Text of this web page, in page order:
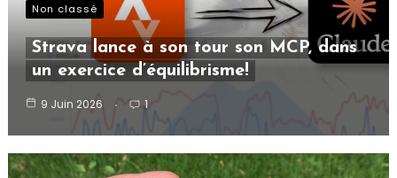
Non classé
Strava lance à son tour son MCP, dans
un exercice d’équilibrisme!
9 Juin 2026 1